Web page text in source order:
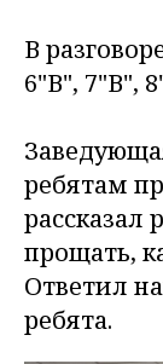
В
6"В", 7"В",
ребятам
рассказал
прощать,
Ответил
ребята.